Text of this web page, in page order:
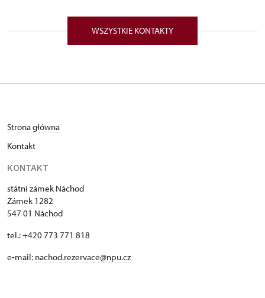
Zámek 1282/, Náchod 54701
WSZYSTKIE KONTAKTY
Strona główna
Kontakt
KONTAKT
státní zámek Náchod
Zámek 1282
547 01 Náchod
tel.: +420 773 771 818
e-mail: nachod.rezervace@npu.cz